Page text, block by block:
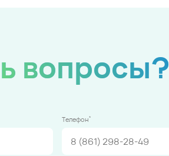
вопросы?
Телефон*